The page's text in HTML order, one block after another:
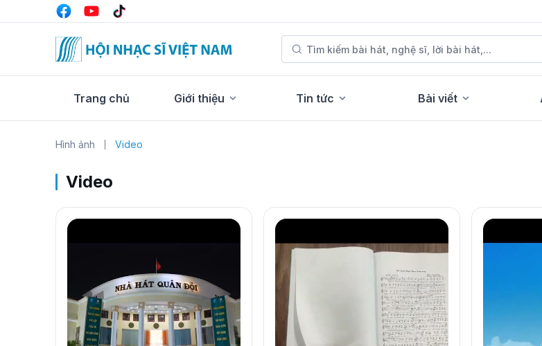
Trang chủ Giới thiệu Tin tức Bài viết
Hình ảnh Video
Video